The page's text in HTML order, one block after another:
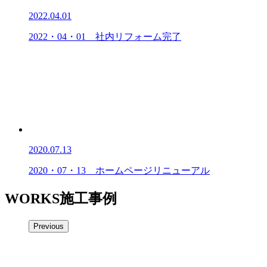
2022.04.01
2022・04・01 社内リフォーム完了
2020.07.13
2020・07・13 ホームページリニューアル
WORKS施工事例
Previous